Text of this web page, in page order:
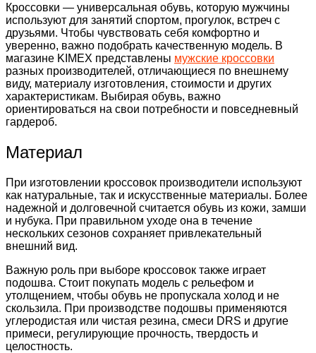
Кроссовки — универсальная обувь, которую мужчины
используют для занятий спортом, прогулок, встреч с
друзьями. Чтобы чувствовать себя комфортно и
уверенно, важно подобрать качественную модель. В
магазине KIMEX представлены мужские кроссовки
разных производителей, отличающиеся по внешнему
виду, материалу изготовления, стоимости и других
характеристикам. Выбирая обувь, важно
ориентироваться на свои потребности и повседневный
гардероб.
Материал
При изготовлении кроссовок производители используют
как натуральные, так и искусственные материалы. Более
надежной и долговечной считается обувь из кожи, замши
и нубука. При правильном уходе она в течение
нескольких сезонов сохраняет привлекательный
внешний вид.
Важную роль при выборе кроссовок также играет
подошва. Стоит покупать модель с рельефом и
утолщением, чтобы обувь не пропускала холод и не
скользила. При производстве подошвы применяются
углеродистая или чистая резина, смеси DRS и другие
примеси, регулирующие прочность, твердость и
целостность.